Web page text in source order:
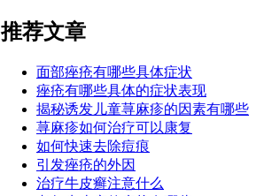
推荐文章
面部痤疮有哪些具体症状
痤疮有哪些具体的症状表现
揭秘诱发儿童荨麻疹的因素有哪些
荨麻疹如何治疗可以康复
如何快速去除痘痕
引发痤疮的外因
治疗牛皮癣注意什么